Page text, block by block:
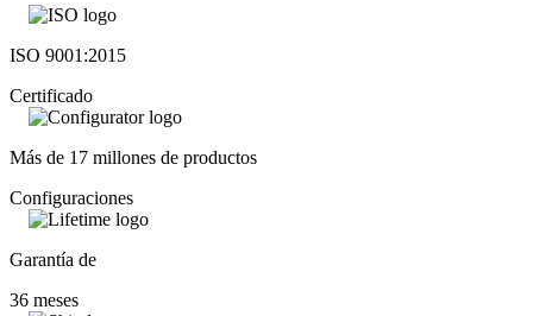
ISO 9001:2015
Certificado
Más de 17 millones de productos
Configuraciones
Garantía de
36 meses